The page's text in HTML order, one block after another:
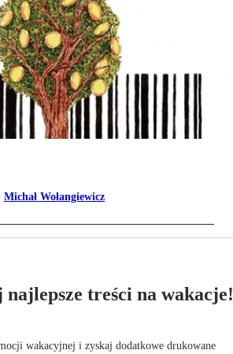
Michał Wołangiewicz
najlepsze treści na wakacje!
wakacyjnej i zyskaj dodatkowe drukowane